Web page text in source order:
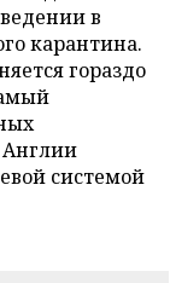
в
карантина.
гораздо
Англии
системой